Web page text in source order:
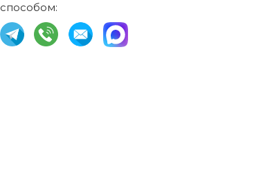
способом: